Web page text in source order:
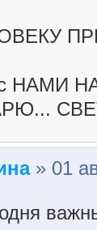
НАМИ
» 01